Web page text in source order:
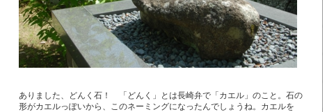
ありました、どんく石！ 「どんく」とは長崎弁で「カエル」のこと。石の
形がカエルっぽいから、このネーミングになったんでしょうね。カエルを